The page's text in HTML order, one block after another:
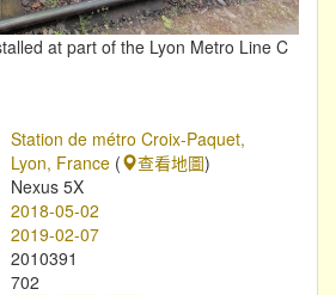
at part of the Lyon Metro Line C
Station de métro Croix-Paquet,
Lyon, France ( 查看地圖)
Nexus 5X
2018-05-02
2019-02-07
2010391
702